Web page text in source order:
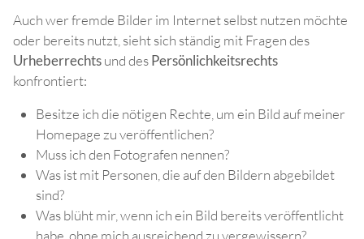
Auch wer fremde Bilder im Internet selbst nutzen möchte
oder bereits nutzt, sieht sich ständig mit Fragen des
Urheberrechtsund desPersönlichkeitsrechts
konfrontiert:
Besitze ich die nötigen Rechte, um ein Bild auf meiner
Homepage zu veröffentlichen?
Muss ich den Fotografen nennen?
Was ist mit Personen, die auf den Bildern abgebildet
sind?
Was blüht mir, wenn ich ein Bild bereits veröffentlicht
habe, ohne mich ausreichend zu vergewissern?